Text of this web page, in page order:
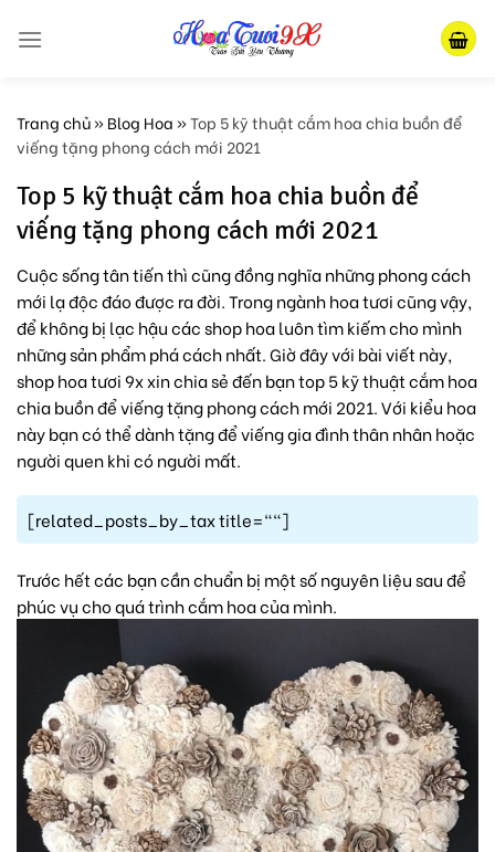
Trang chủ»Blog Hoa»Top 5 kỹ thuật cắm hoa chia buồn để
viếng tặng phong cách mới 2021
Top 5 kỹ thuật cắm hoa chia buồn để
viếng tặng phong cách mới 2021
Cuộc sống tân tiến thì cũng đồng nghĩa những phong cách
mới lạ độc đáo được ra đời. Trong ngành hoa tươi cũng vậy,
để không bị lạc hậu các shop hoa luôn tìm kiếm cho mình
những sản phẩm phá cách nhất. Giờ đây với bài viết này,
shop hoa tươi 9x xin chia sẻ đến bạn top 5 kỹ thuật cắm hoa
chia buồn để viếng tặng phong cách mới 2021. Với kiểu hoa
này bạn có thể dành tặng để viếng gia đình thân nhân hoặc
người quen khi có người mất.
[related_posts_by_tax title=""]
Trước hết các bạn cần chuẩn bị một số nguyên liệu sau để
phúc vụ cho quá trình cắm hoa của mình.